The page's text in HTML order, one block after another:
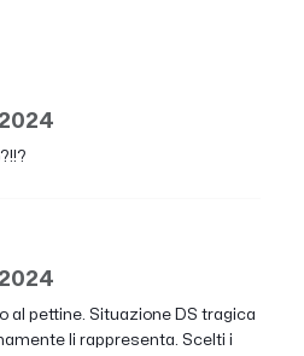
al pettine. Situazione DS tragica
li rappresenta. Scelti i